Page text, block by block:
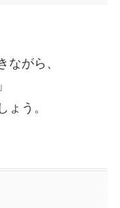
ながら、
ょう。